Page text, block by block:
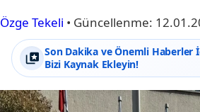
Özge Tekeli • Güncellenme:
Son Dakika ve Önemli Haberler
Bizi Kaynak Ekleyin!